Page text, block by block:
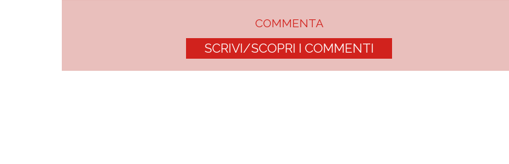
COMMENTA
SCRIVI/SCOPRI I COMMENTI